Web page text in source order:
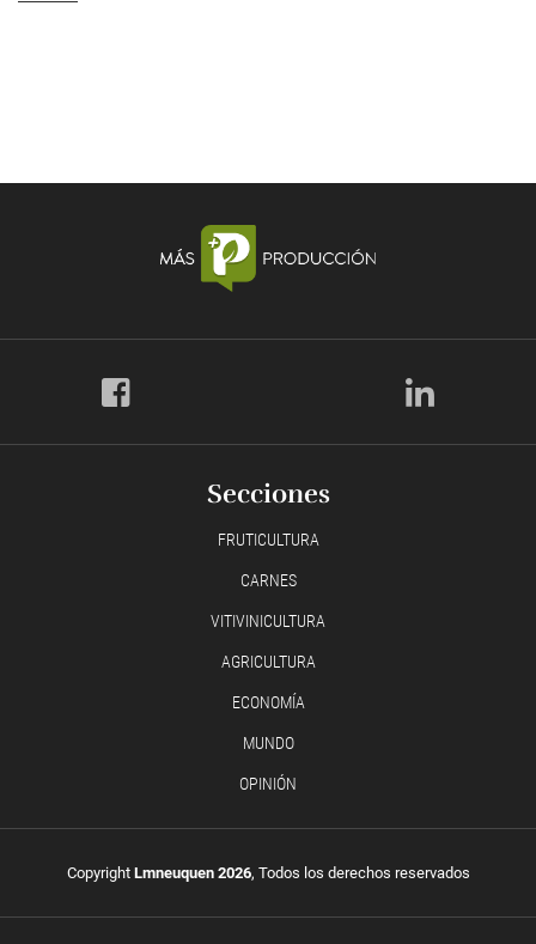
Secciones
FRUTICULTURA
CARNES
VITIVINICULTURA
AGRICULTURA
ECONOMÍA
MUNDO
OPINIÓN
Copyright Lmneuquen 2026, Todos los derechos reservados